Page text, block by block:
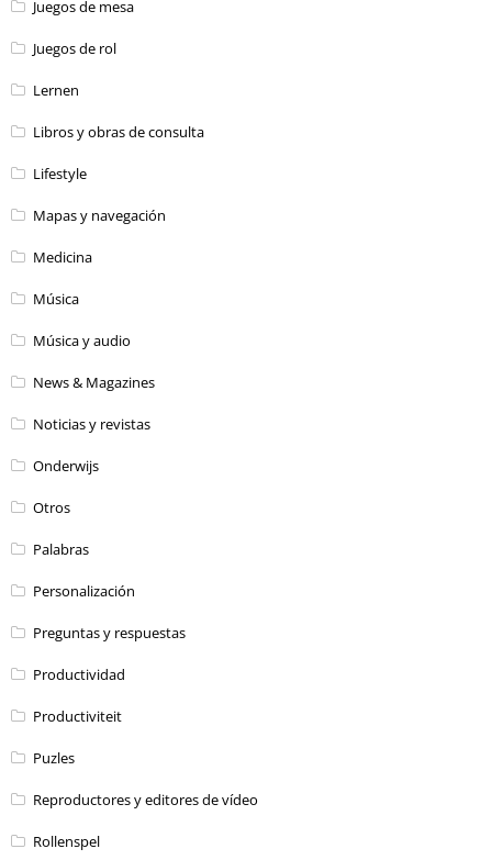
Juegos de mesa
Juegos de rol
Lernen
Libros y obras de consulta
Lifestyle
Mapas y navegación
Medicina
Música
Música y audio
News & Magazines
Noticias y revistas
Onderwijs
Otros
Palabras
Personalización
Preguntas y respuestas
Productividad
Productiviteit
Puzles
Reproductores y editores de vídeo
Rollenspel